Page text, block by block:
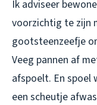
Ik adviseer
voorzichtig te zijn
gootsteenzeefje
Veeg pannen af
afspoelt. En spoel
een scheutje